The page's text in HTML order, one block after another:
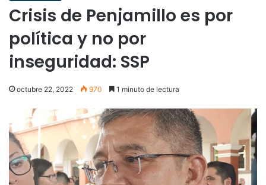
Crisis de Penjamillo es por
política y no por
inseguridad: SSP
octubre 22, 2022 970 1 minuto de lectura